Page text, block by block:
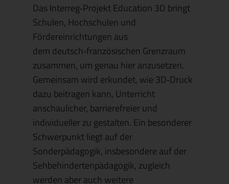
Das Interreg‑Projekt Education 3D bringt
Schulen, Hochschulen und
Fördereinrichtungen aus
dem deutsch‑französischen Grenzraum
zusammen, um genau hier anzusetzen.
Gemeinsam wird erkundet, wie 3D‑Druck
dazu beitragen kann, Unterricht
anschaulicher, barrierefreier und
individueller zu gestalten. Ein besonderer
Schwerpunkt liegt auf der
Sonderpädagogik, insbesondere auf der
Sehbehindertenpädagogik, zugleich
werden aber auch weitere